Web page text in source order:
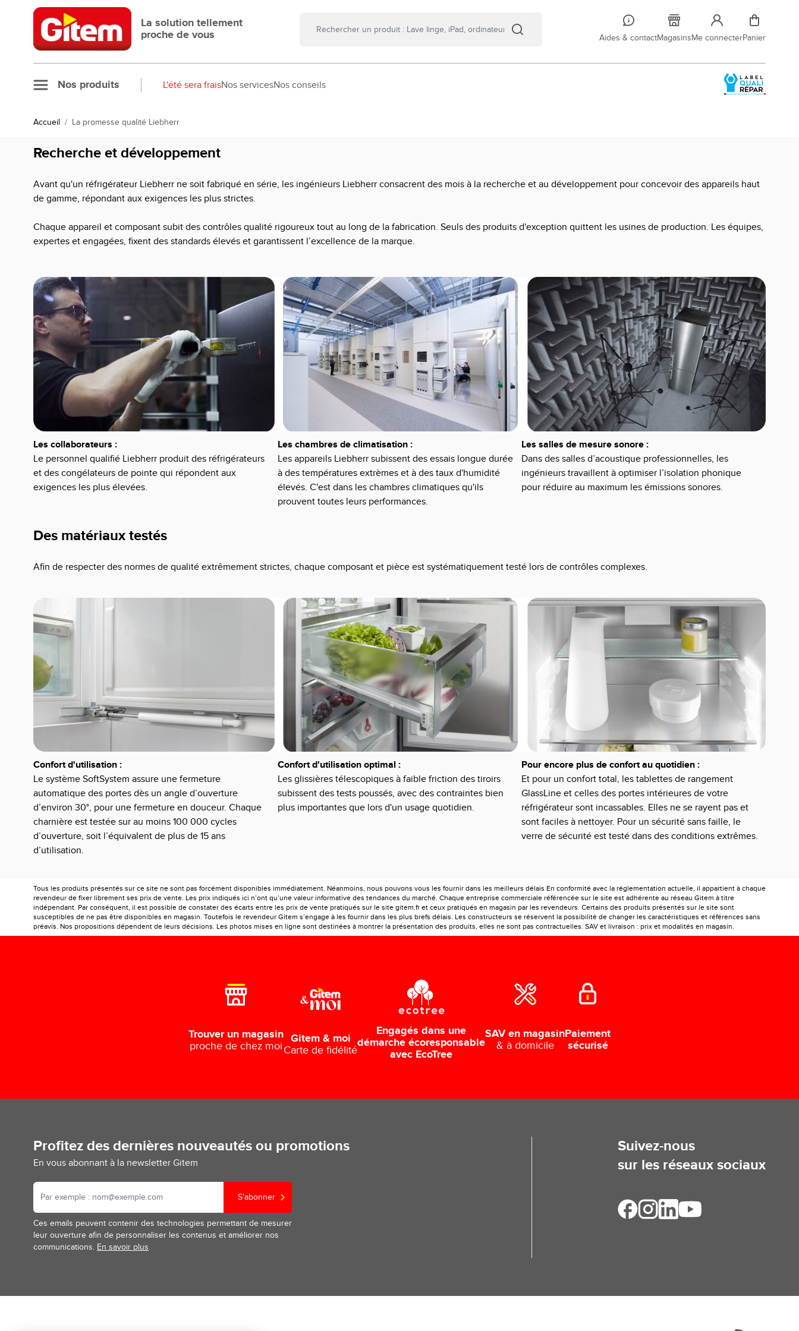
Allez au contenu
La solution tellement
proche de vous
Aides & contactMagasinsMe connecterPanier
Nos produits L'été sera fraisNos servicesNos conseils
Accueil / La promesse qualité Liebherr
Recherche et développement
Avant qu'un réfrigérateur Liebherr ne soit fabriqué en série, les ingénieurs Liebherr consacrent des mois à la recherche et au développement pour concevoir des appareils haut
de gamme, répondant aux exigences les plus strictes.
Chaque appareil et composant subit des contrôles qualité rigoureux tout au long de la fabrication. Seuls des produits d'exception quittent les usines de production. Les équipes,
expertes et engagées, fixent des standards élevés et garantissent l’excellence de la marque.
Les collaborateurs :
Le personnel qualifié Liebherr produit des réfrigérateurs
et des congélateurs de pointe qui répondent aux
exigences les plus élevées.
Les chambres de climatisation :
Les appareils Liebherr subissent des essais longue durée
à des températures extrèmes et à des taux d'humidité
élevés. C'est dans les chambres climatiques qu'ils
prouvent toutes leurs performances.
Les salles de mesure sonore :
Dans des salles d’acoustique professionnelles, les
ingénieurs travaillent à optimiser l’isolation phonique
pour réduire au maximum les émissions sonores.
Des matériaux testés
Afin de respecter des normes de qualité extrêmement strictes, chaque composant et pièce est systématiquement testé lors de contrôles complexes.
Confort d'utilisation :
Le système SoftSystem assure une fermeture
automatique des portes dès un angle d’ouverture
d’environ 30°, pour une fermeture en douceur. Chaque
charnière est testée sur au moins 100 000 cycles
d’ouverture, soit l’équivalent de plus de 15 ans
d’utilisation.
Confort d'utilisation optimal :
Les glissières télescopiques à faible friction des tiroirs
subissent des tests poussés, avec des contraintes bien
plus importantes que lors d'un usage quotidien.
Pour encore plus de confort au quotidien :
Et pour un confort total, les tablettes de rangement
GlassLine et celles des portes intérieures de votre
réfrigérateur sont incassables. Elles ne se rayent pas et
sont faciles à nettoyer. Pour un sécurité sans faille, le
verre de sécurité est testé dans des conditions extrêmes.
Tous les produits présentés sur ce site ne sont pas forcément disponibles immédiatement. Néanmoins, nous pouvons vous les fournir dans les meilleurs délais En conformité avec la réglementation actuelle, il appartient à chaque
revendeur de fixer librement ses prix de vente. Les prix indiqués ici n’ont qu’une valeur informative des tendances du marché. Chaque entreprise commerciale référencée sur le site est adhérente au réseau Gitem à titre
indépendant. Par conséquent, il est possible de constater des écarts entre les prix de vente pratiqués sur le site gitem.fr et ceux pratiqués en magasin par les revendeurs. Certains des produits présentés sur le site sont
susceptibles de ne pas être disponibles en magasin. Toutefois le revendeur Gitem s’engage à les fournir dans les plus brefs délais. Les constructeurs se réservent la possibilité de changer les caractéristiques et références sans
préavis. Nos propositions dépendent de leurs décisions. Les photos mises en ligne sont destinées à montrer la présentation des produits, elles ne sont pas contractuelles. SAV et livraison : prix et modalités en magasin.
Trouver un magasin
proche de chez moi
Gitem & moi
Carte de fidélité
Engagés dans une
démarche écoresponsable
avec EcoTree
SAV en magasin
& à domicile
Paiement
sécurisé
Profitez des dernières nouveautés ou promotions
En vous abonnant à la newsletter Gitem
S'abonner
Ces emails peuvent contenir des technologies permettant de mesurer
leur ouverture afin de personnaliser les contenus et améliorer nos
communications. En savoir plus
Suivez-nous
sur les réseaux sociaux